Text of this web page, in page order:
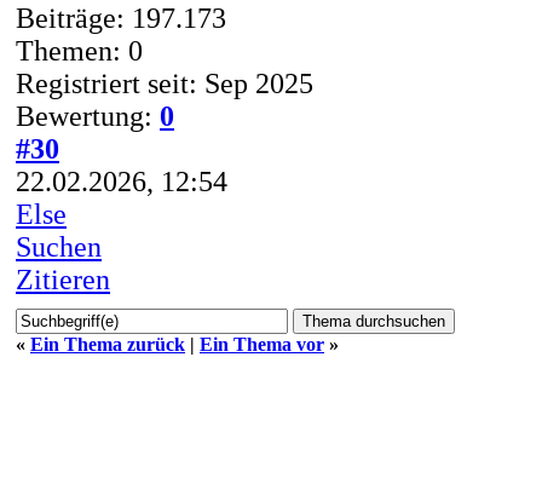
Beiträge: 197.173
Themen: 0
Registriert seit: Sep 2025
Bewertung: 0
#30
22.02.2026, 12:54
Else
Suchen
Zitieren
« Ein Thema zurück | Ein Thema vor »